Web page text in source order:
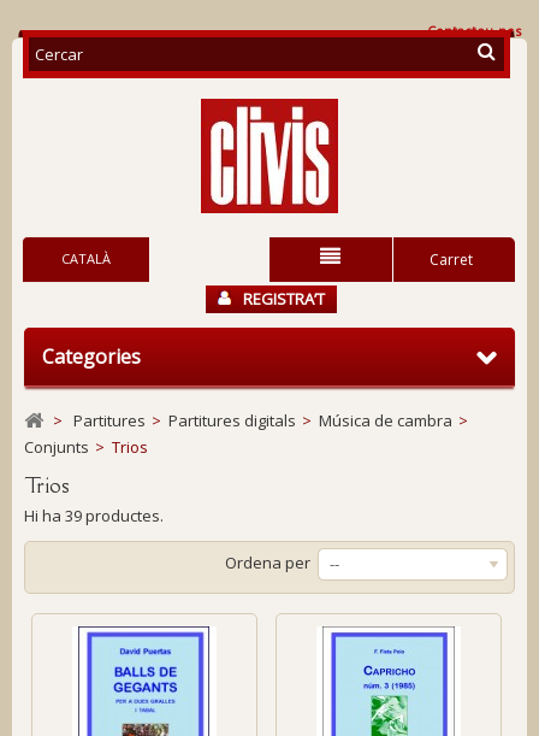
Contacteu-nos
Carret
CATALÀ
REGISTRA’T
Categories
> Partitures > Partitures digitals > Música de cambra >
Conjunts > Trios
Trios
Hi ha 39 productes.
Ordena per --